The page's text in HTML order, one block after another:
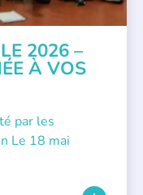
2026 –
À VOS
par les
Le 18 mai